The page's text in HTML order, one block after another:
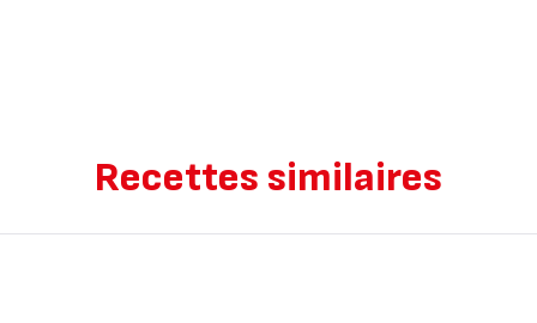
Recettes similaires